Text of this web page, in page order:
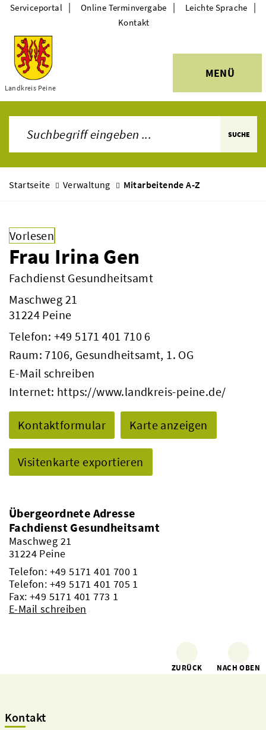
Themen
Landkreis Peine
MENÜ
Serviceportal | Online Terminvergabe | Leichte Sprache |
Kontakt
SUCHE
Startseite Verwaltung Mitarbeitende A-Z
Vorlesen
Frau Irina Gen
Fachdienst Gesundheitsamt
Maschweg 21
31224 Peine
Telefon: +49 5171 401 710 6
Raum: 7106, Gesundheitsamt, 1. OG
E-Mail schreiben
Internet: https://www.landkreis-peine.de/
Kontaktformular Karte anzeigen
Visitenkarte exportieren
Übergeordnete Adresse
Fachdienst Gesundheitsamt
Maschweg 21
31224 Peine
Telefon: +49 5171 401 700 1
Telefon: +49 5171 401 705 1
Fax: +49 5171 401 773 1
E-Mail schreiben
ZURÜCK NACH OBEN
Kontakt